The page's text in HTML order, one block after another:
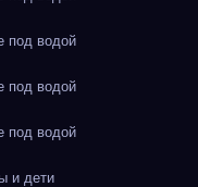
водой
водой
водой
и дети